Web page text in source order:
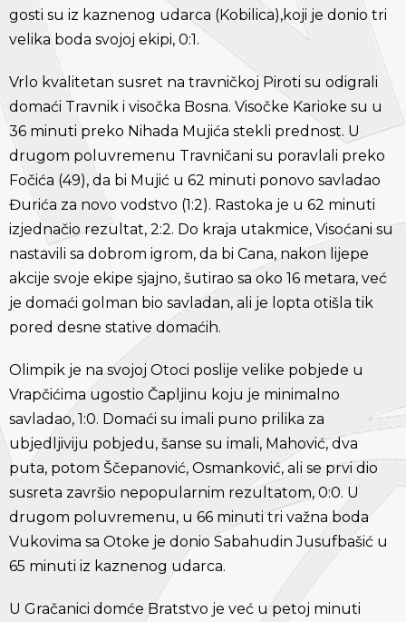
gosti su iz kaznenog udarca (Kobilica),koji je donio tri
velika boda svojoj ekipi, 0:1.
Vrlo kvalitetan susret na travničkoj Piroti su odigrali
domaći Travnik i visočka Bosna. Visočke Karioke su u
36 minuti preko Nihada Mujića stekli prednost. U
drugom poluvremenu Travničani su poravlali preko
Fočića (49), da bi Mujić u 62 minuti ponovo savladao
Đurića za novo vodstvo (1:2). Rastoka je u 62 minuti
izjednačio rezultat, 2:2. Do kraja utakmice, Visoćani su
nastavili sa dobrom igrom, da bi Cana, nakon lijepe
akcije svoje ekipe sjajno, šutirao sa oko 16 metara, već
je domaći golman bio savladan, ali je lopta otišla tik
pored desne stative domaćih.
Olimpik je na svojoj Otoci poslije velike pobjede u
Vrapčićima ugostio Čapljinu koju je minimalno
savladao, 1:0. Domaći su imali puno prilika za
ubjedljiviju pobjedu, šanse su imali, Mahović, dva
puta, potom Ščepanović, Osmanković, ali se prvi dio
susreta završio nepopularnim rezultatom, 0:0. U
drugom poluvremenu, u 66 minuti tri važna boda
Vukovima sa Otoke je donio Sabahudin Jusufbašić u
65 minuti iz kaznenog udarca.
U Gračanici domće Bratstvo je već u petoj minuti